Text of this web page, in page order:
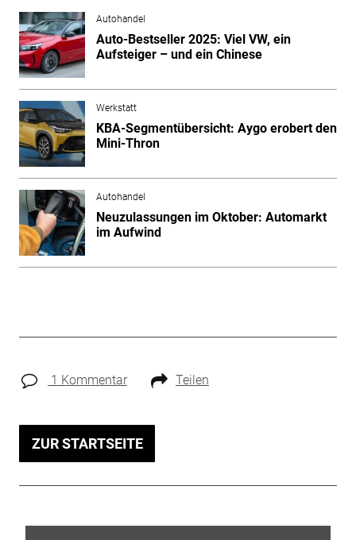
Autohandel
Auto-Bestseller 2025: Viel VW, ein
Aufsteiger – und ein Chinese
Werkstatt
KBA-Segmentübersicht: Aygo erobert den
Mini-Thron
Autohandel
Neuzulassungen im Oktober: Automarkt
im Aufwind
1 Kommentar Teilen
ZUR STARTSEITE